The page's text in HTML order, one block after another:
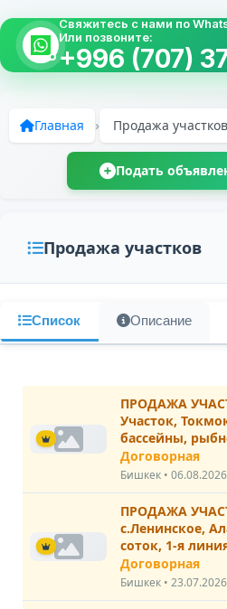
Свяжитесь с нами по
Или позвоните:
+996 (707)
Главная › Продажа участков
Подать
Продажа участков
Список Описание
ПРОДАЖА
Участок,
бассейны,
Договорная
Бишкек • 06.08.2026
ПРОДАЖА
с.Ленинское,
соток, 1-я
млн. сом.
Договорная
Бишкек • 23.07.2026